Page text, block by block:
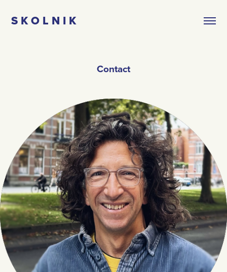
S K O L N I K
Contact